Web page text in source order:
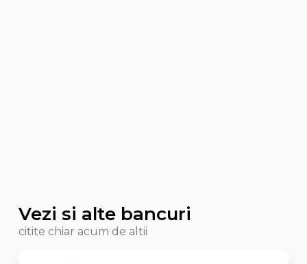
Vezi si alte bancuri
citite chiar acum de altii